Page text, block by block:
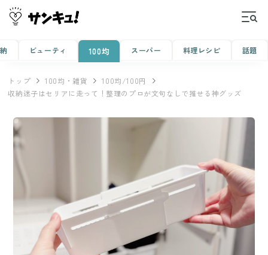
ビューティ 100均 スーパー 料理レシピ 話題
トップ 100均・雑貨
100均/100円
収納迷子はセリアに走って！整理のプロが文句なしで推せる神グッズ